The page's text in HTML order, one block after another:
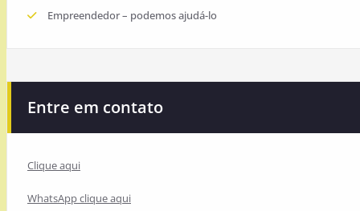
Empreendedor – podemos ajudá-lo
Entre em contato
Clique aqui
WhatsApp clique aqui